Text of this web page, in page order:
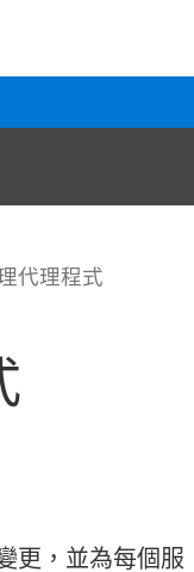
代理程式
更，並為每個服